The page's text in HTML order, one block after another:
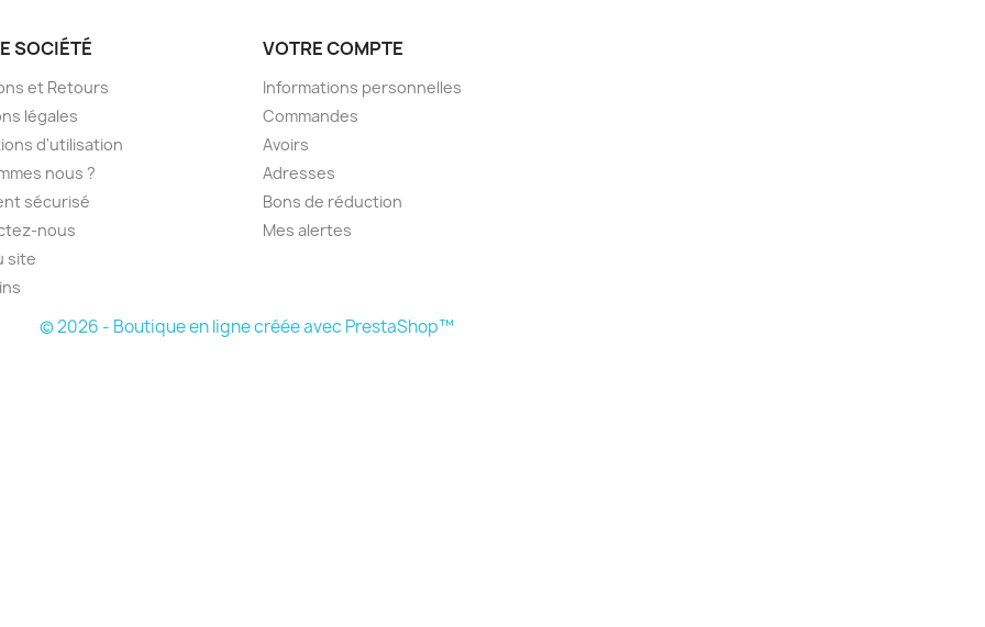
SOCIÉTÉ
et Retours
légales
d'utilisation
nous ?
sécurisé
nous
site
VOTRE COMPTE
Informations personnelles
Commandes
Avoirs
Adresses
Bons de réduction
Mes alertes
© 2026 - Boutique en ligne créée avec PrestaShop™